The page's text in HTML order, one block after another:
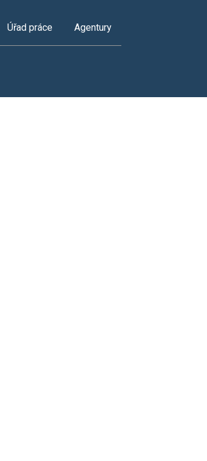
Úřad práce Agentury